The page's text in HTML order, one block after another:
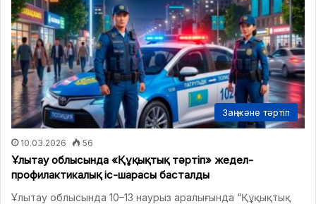
Заң және тәртіп
10.03.2026 56
Ұлытау облысында «Құқықтық тәртіп» жедел-
профилактикалық іс-шарасы басталды
Ұлытау облысында 10–13 наурыз аралығында “Құқықтық